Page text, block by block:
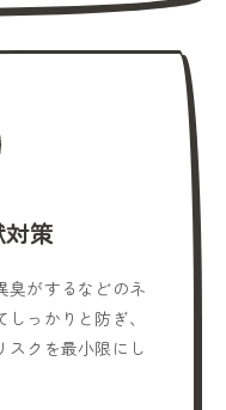
策
臭がするなどのネ
っかりと防ぎ、
スクを最小限にし